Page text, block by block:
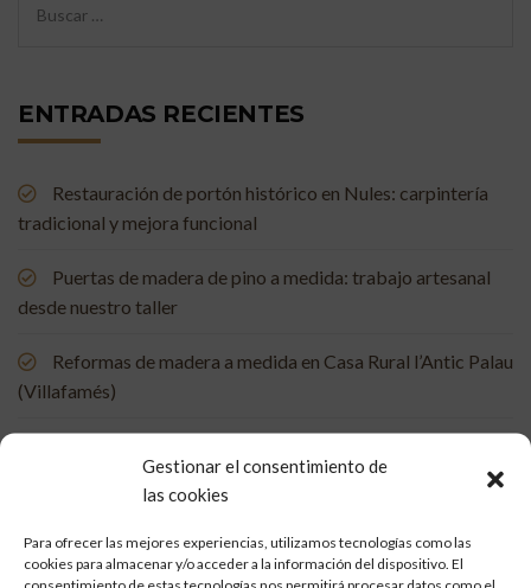
Gestionar el consentimiento de
las cookies
Para ofrecer las mejores experiencias, utilizamos tecnologías como las
cookies para almacenar y/o acceder a la información del dispositivo. El
consentimiento de estas tecnologías nos permitirá procesar datos como el
ENTRADAS RECIENTES
Restauración de portón histórico en Nules: carpintería
tradicional y mejora funcional
Puertas de madera de pino a medida: trabajo artesanal
desde nuestro taller
Reformas de madera a medida en Casa Rural l’Antic Palau
(Villafamés)
Restauración de un portón de madera en Onda: tradición